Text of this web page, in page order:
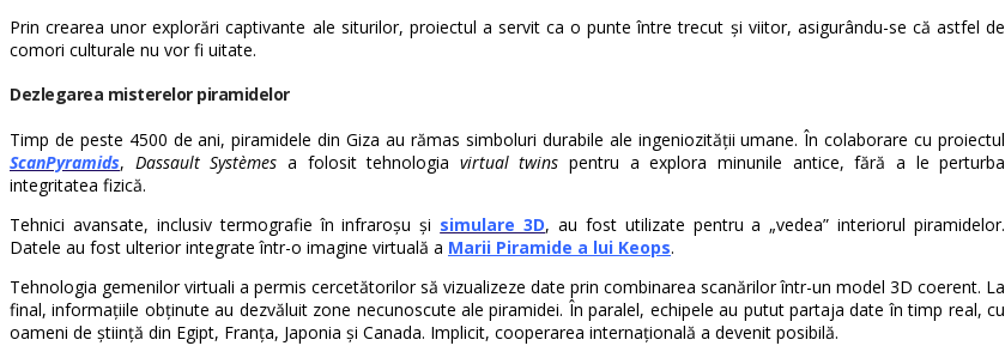
Prin crearea unor explorări captivante ale siturilor, proiectul a servit ca o punte între trecut și viitor, asigurându-se că astfel de
comori culturale nu vor fi uitate.
Dezlegarea misterelor piramidelor
Timp de peste 4500 de ani, piramidele din Giza au rămas simboluri durabile ale ingeniozității umane. În colaborare cu proiectul
ScanPyramids, Dassault Systèmes a folosit tehnologia virtual twins pentru a explora minunile antice, fără a le perturba
integritatea fizică.
Tehnici avansate, inclusiv termografie în infraroșu și simulare 3D, au fost utilizate pentru a „vedea” interiorul piramidelor.
Datele au fost ulterior integrate într-o imagine virtuală a Marii Piramide a lui Keops.
Tehnologia gemenilor virtuali a permis cercetătorilor să vizualizeze date prin combinarea scanărilor într-un model 3D coerent. La
final, informațiile obținute au dezvăluit zone necunoscute ale piramidei. În paralel, echipele au putut partaja date în timp real, cu
oameni de știință din Egipt, Franța, Japonia și Canada. Implicit, cooperarea internațională a devenit posibilă.